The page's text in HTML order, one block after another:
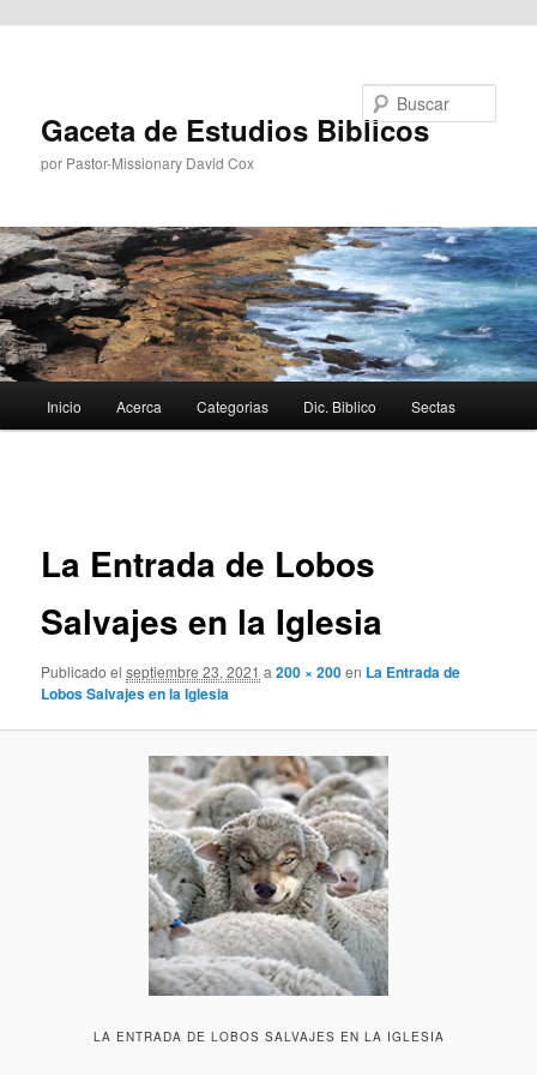
Gaceta de Estudios Biblicos
por Pastor-Missionary David Cox
principal
Inicio Acerca Categorias Dic. Biblico Sectas
La Entrada de Lobos
Salvajes en la Iglesia
Publicado el septiembre 23, 2021 a200 × 200en La Entrada de
Lobos Salvajes en la Iglesia
LA ENTRADA DE LOBOS SALVAJES EN LA IGLESIA